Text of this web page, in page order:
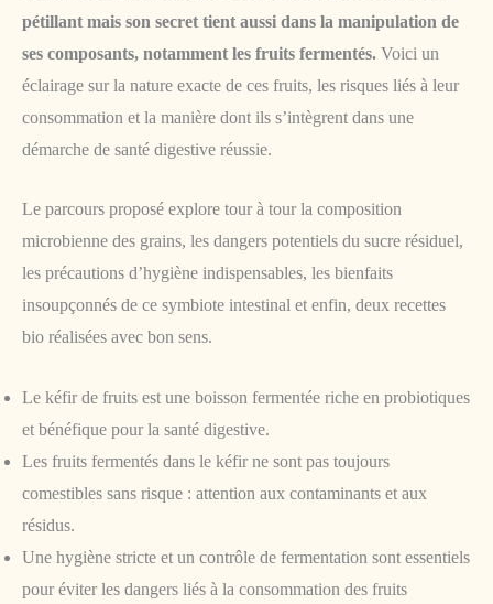
pétillant mais son secret tient aussi dans la manipulation de
ses composants, notamment les fruits fermentés. Voici un
éclairage sur la nature exacte de ces fruits, les risques liés à leur
consommation et la manière dont ils s’intègrent dans une
démarche de santé digestive réussie.
Le parcours proposé explore tour à tour la composition
microbienne des grains, les dangers potentiels du sucre résiduel,
les précautions d’hygiène indispensables, les bienfaits
insoupçonnés de ce symbiote intestinal et enfin, deux recettes
bio réalisées avec bon sens.
Le kéfir de fruits est une boisson fermentée riche en probiotiques
et bénéfique pour la santé digestive.
Les fruits fermentés dans le kéfir ne sont pas toujours
comestibles sans risque : attention aux contaminants et aux
résidus.
Une hygiène stricte et un contrôle de fermentation sont essentiels
pour éviter les dangers liés à la consommation des fruits